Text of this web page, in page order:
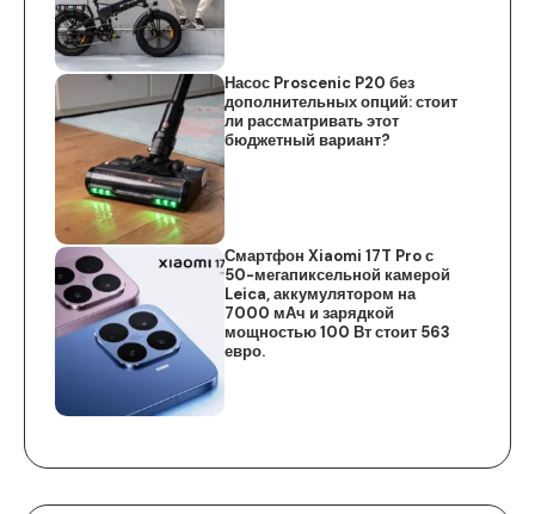
Насос Proscenic P20 без
дополнительных опций: стоит
ли рассматривать этот
бюджетный вариант?
Смартфон Xiaomi 17T Pro с
50-мегапиксельной камерой
Leica, аккумулятором на
7000 мАч и зарядкой
мощностью 100 Вт стоит 563
евро.